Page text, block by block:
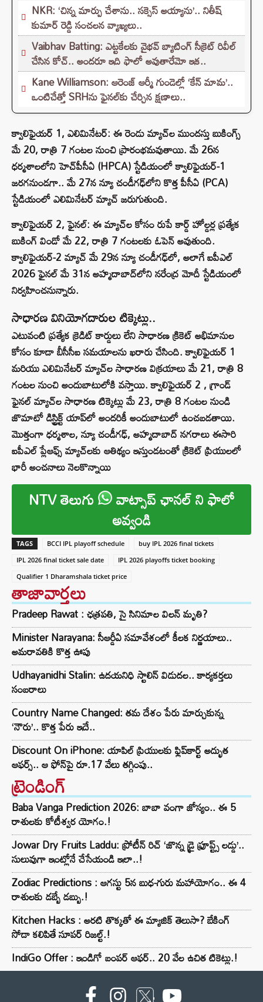
NKR: ‘చిన్న మార్పు చేశాను.. సక్సెస్ అయ్యాను’.. నితీష్
కుమార్ రెడ్డి సంచలన వ్యాఖ్యలు..
Vaibhav Batting: ఎట్టకేలకు వైభవ్ బ్యాటింగ్ సీక్రెట్ రివీల్
చేసిన కోచ్.. అందరూ ఇది ఫాలో అవుతారేమో ఇక..
Kane Williamson: ఆరెంజ్ ఆర్మీ గుండెల్లో ‘కేన్‌ మామ’..
ఒంటిచేత్తో SRHను ఫైనల్‌కు చేర్చిన క్షణాలు..
క్వాలిఫైయర్ 1, ఎలిమినేటర్: ఈ రెండు మ్యాచ్‌ల ముందస్తు బుకింగ్స్
మే 20, రాత్రి 7 గంటల నుంచి ప్రారంభమవుతాయి. మే 26న
ధర్మశాలలోని హెచ్‌పీసీఏ (HPCA) స్టేడియంలో క్వాలిఫైయర్-1
జరగనుండగా.. మే 27న న్యూ చండీగఢ్‌లోని కొత్త పీసీఏ (PCA)
స్టేడియంలో ఎలిమినేటర్ మ్యాచ్ జరుగుతుంది.
క్వాలిఫైయర్ 2, ఫైనల్: ఈ మ్యాచ్‌ల కోసం రుపే కార్డ్ హోల్డర్ల ప్రత్యేక
బుకింగ్ విండో మే 22, రాత్రి 7 గంటలకు ఓపెన్ అవుతుంది.
క్వాలిఫైయర్-2 మ్యాచ్ మే 29న న్యూ చండీగఢ్‌లో, అలాగే ఐపీఎల్
2026 ఫైనల్ మే 31న అహ్మదాబాద్‌లోని నరేంద్ర మోదీ స్టేడియంలో
నిర్వహించనున్నారు.
సాధారణ వినియోగదారుల టిక్కెట్లు..
ఎటువంటి ప్రత్యేక క్రెడిట్ కార్డులు లేని సాధారణ క్రికెట్ అభిమానుల
కోసం కూడా బీసీసీఐ సమయాలను ఖరారు చేసింది. క్వాలిఫైయర్ 1
మరియు ఎలిమినేటర్ మ్యాచ్‌ల సాధారణ విక్రయాలు మే 21, రాత్రి 8
గంటల నుంచి అందుబాటులోకి వస్తాయి. క్వాలిఫైయర్ 2 , గ్రాండ్
ఫైనల్ మ్యాచ్‌ల సాధారణ టిక్కెట్లు మే 23, రాత్రి 8 గంటల నుండి
జొమాటో డిస్ట్రిక్ట్ యాప్‌లో అందరికీ అందుబాటులో ఉంచబడతాయి.
మొత్తంగా ధర్మశాల, న్యూ చండీగఢ్, అహ్మదాబాద్ నగరాలు ఈసారి
ఐపీఎల్ ప్లేఆఫ్స్ మ్యాచ్‌లకు ఆతిథ్యం ఇస్తుండటంతో క్రికెట్ ప్రియులలో
భారీ అంచనాలు నెలకొన్నాయి
NTV తెలుగు వాట్సాప్ ఛానల్ ని ఫాలో
అవ్వండి
TAGS BCCI IPL playoff schedule
buy IPL 2026 final tickets
IPL 2026 final ticket sale date
IPL 2026 playoffs ticket booking
Qualifier 1 Dharamshala ticket price
తాజావార్తలు
Pradeep Rawat : ఛత్రపతి, సై సినిమాల విలన్ మృతి?
Minister Narayana: సీఆర్డీఏ సమావేశంలో కీలక నిర్ణయాలు..
అమరావతికి కొత్త ఊపు
Udhayanidhi Stalin: ఉదయనిధి స్టాలిన్ విడుదల.. కార్యకర్తలు
సంబరాలు
Country Name Changed: తమ దేశం పేరు మార్చుకున్న
‘నౌరు’.. కొత్త పేరు ఇదే..
Discount On iPhone: యాపిల్ ప్రియులకు ఫ్లిప్‌కార్ట్ అద్భుత
ఆఫర్స్.. ఆ ఫోన్‌పై రూ.17 వేలు తగ్గింపు..
ట్రెండింగ్‌
Baba Vanga Prediction 2026: బాబా వంగా జోస్యం.. ఈ 5
రాశులకు కోటీశ్వర యోగం.!
Jowar Dry Fruits Laddu: ప్రోటీన్ రిచ్ ‘జొన్న డ్రై ఫ్రూప్ట్స్ లడ్డు’..
సులువుగా ఇంట్లోనే చేసేయండి ఇలా..!
Zodiac Predictions : ఆగస్టు 5న బుధ-గురు మహాయోగం.. ఈ 4
రాశులకు డబ్బే డబ్బు.!
Kitchen Hacks : అరటి తొక్కతో ఈ మ్యాజిక్ తెలుసా? బేకింగ్
సోడా కలిపితే సూపర్ రిజల్ట్.!
IndiGo Offer : ఇండిగో బంపర్ ఆఫర్.. 20 వేల ఉచిత టికెట్లు.!